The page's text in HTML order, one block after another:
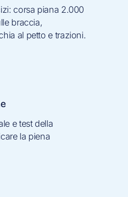
corsa piana 2.000
braccia,
al petto e trazioni.
e test della
la piena